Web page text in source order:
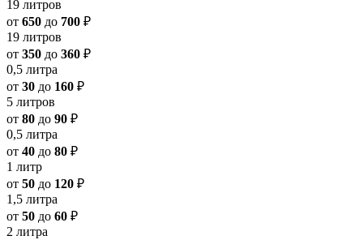
19 литров
от 650 до 700 ₽
19 литров
от 350 до 360 ₽
0,5 литра
от 30 до 160 ₽
5 литров
от 80 до 90 ₽
0,5 литра
от 40 до 80 ₽
1 литр
от 50 до 120 ₽
1,5 литра
от 50 до 60 ₽
2 литра